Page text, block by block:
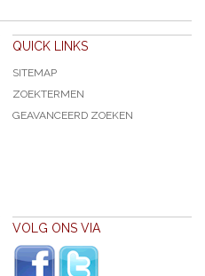
QUICK LINKS
SITEMAP
ZOEKTERMEN
GEAVANCEERD ZOEKEN
VOLG ONS VIA